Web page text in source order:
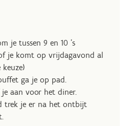
je tussen 9 en 10 's
je komt op vrijdagavond al
ga je op pad.
je aan voor het diner.
trek je er na het ontbijt